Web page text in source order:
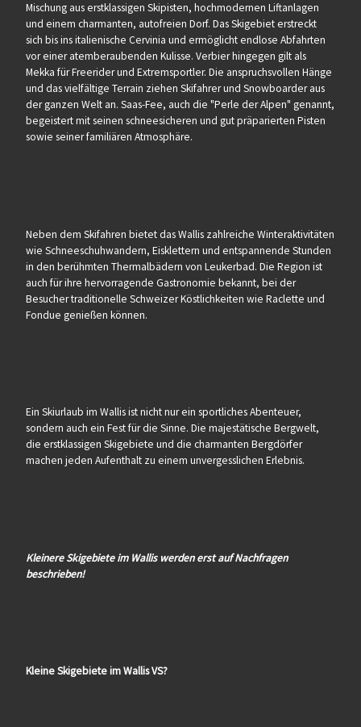
Mischung aus erstklassigen Skipisten, hochmodernen Liftanlagen
und einem charmanten, autofreien Dorf. Das Skigebiet erstreckt
sich bis ins italienische Cervinia und ermöglicht endlose Abfahrten
vor einer atemberaubenden Kulisse. Verbier hingegen gilt als
Mekka für Freerider und Extremsportler. Die anspruchsvollen Hänge
und das vielfältige Terrain ziehen Skifahrer und Snowboarder aus
der ganzen Welt an. Saas-Fee, auch die "Perle der Alpen" genannt,
begeistert mit seinen schneesicheren und gut präparierten Pisten
sowie seiner familiären Atmosphäre.
Neben dem Skifahren bietet das Wallis zahlreiche Winteraktivitäten
wie Schneeschuhwandern, Eisklettern und entspannende Stunden
in den berühmten Thermalbädern von Leukerbad. Die Region ist
auch für ihre hervorragende Gastronomie bekannt, bei der
Besucher traditionelle Schweizer Köstlichkeiten wie Raclette und
Fondue genießen können.
Ein Skiurlaub im Wallis ist nicht nur ein sportliches Abenteuer,
sondern auch ein Fest für die Sinne. Die majestätische Bergwelt,
die erstklassigen Skigebiete und die charmanten Bergdörfer
machen jeden Aufenthalt zu einem unvergesslichen Erlebnis.
Kleinere Skigebiete im Wallis werden erst auf Nachfragen
beschrieben!
Kleine Skigebiete im Wallis VS?